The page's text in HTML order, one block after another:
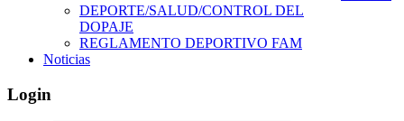
DEPORTE/SALUD/CONTROL DEL
DOPAJE
REGLAMENTO DEPORTIVO FAM
Noticias
Login